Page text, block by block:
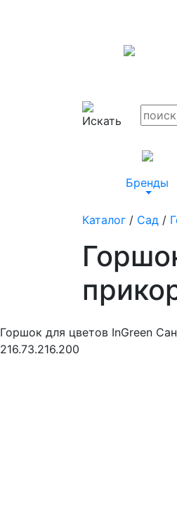
Бренды
Каталог / Сад /
Горшок для цветов InGreen
216.73.216.200